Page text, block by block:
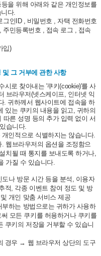
을 위해 아래와 같은 개인정보를
다.
인ID , 비밀번호 , 자택 전화번호
민등록번호 , 접속 로그 , 접속
입)
그 거부에 관한 사항
시로 찾아내는 '쿠키(cookie)'를 사
브라우저(넷스케이프, 인터넷 익
. 귀하께서 웹사이트에 접속을 하
있는 쿠키의 내용을 읽고, 귀하의
른 성명 등의 추가 입력 없이 서
습니다.
인적으로 식별하지는 않습니다.
웹브라우저의 옵션을 조정함으
치될 때 통지를 보내도록 하거나,
가질 수 있습니다.
나 방문 시간 등을 분석, 이용자
적, 각종 이벤트 참여 정도 및 방
개인 맞춤 서비스 제공
하는 방법으로는 귀하가 사용하
모든 쿠키를 허용하거나 쿠키를
쿠키의 저장을 거부할 수 있습니
경우 → 웹 브라우저 상단의 도구